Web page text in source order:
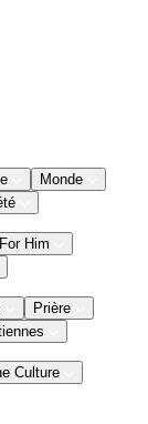
Monde
Him
Prière
Culture